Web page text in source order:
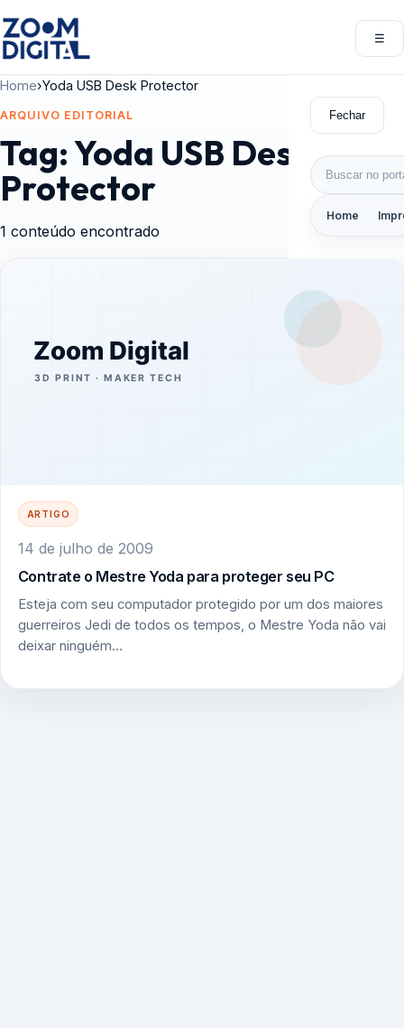
☰
Fechar
Buscar por:
Home
Home›Yoda USB Desk Protector
ARQUIVO EDITORIAL
Tag:Yoda USB Desk
Protector
1 conteúdo encontrado
ARTIGO
14 de julho de 2009
Contrate o Mestre Yoda para proteger seu PC
Esteja com seu computador protegido por um dos maiores
guerreiros Jedi de todos os tempos, o Mestre Yoda não vai
deixar ninguém…